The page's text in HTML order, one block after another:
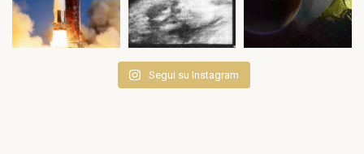
Segui su Instagram